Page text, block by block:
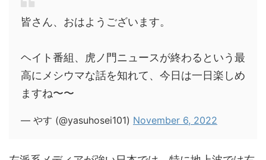
皆さん、おはようございます。
ヘイト番組、虎ノ門ニュースが終わるという最
高にメシウマな話を知れて、今日は一日楽しめ
ますね〜〜
— やす (@yasuhosei101) November 6, 2022